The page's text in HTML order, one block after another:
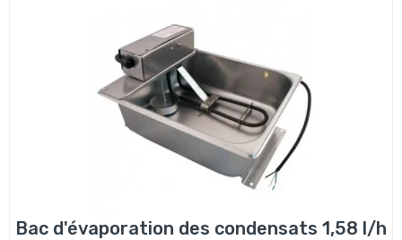
Bac d'évaporation des condensats 1,58 l/h